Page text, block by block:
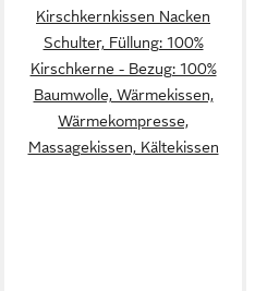
Kirschkernkissen Nacken
Schulter, Füllung: 100%
Kirschkerne - Bezug: 100%
Baumwolle, Wärmekissen,
Wärmekompresse,
Massagekissen, Kältekissen